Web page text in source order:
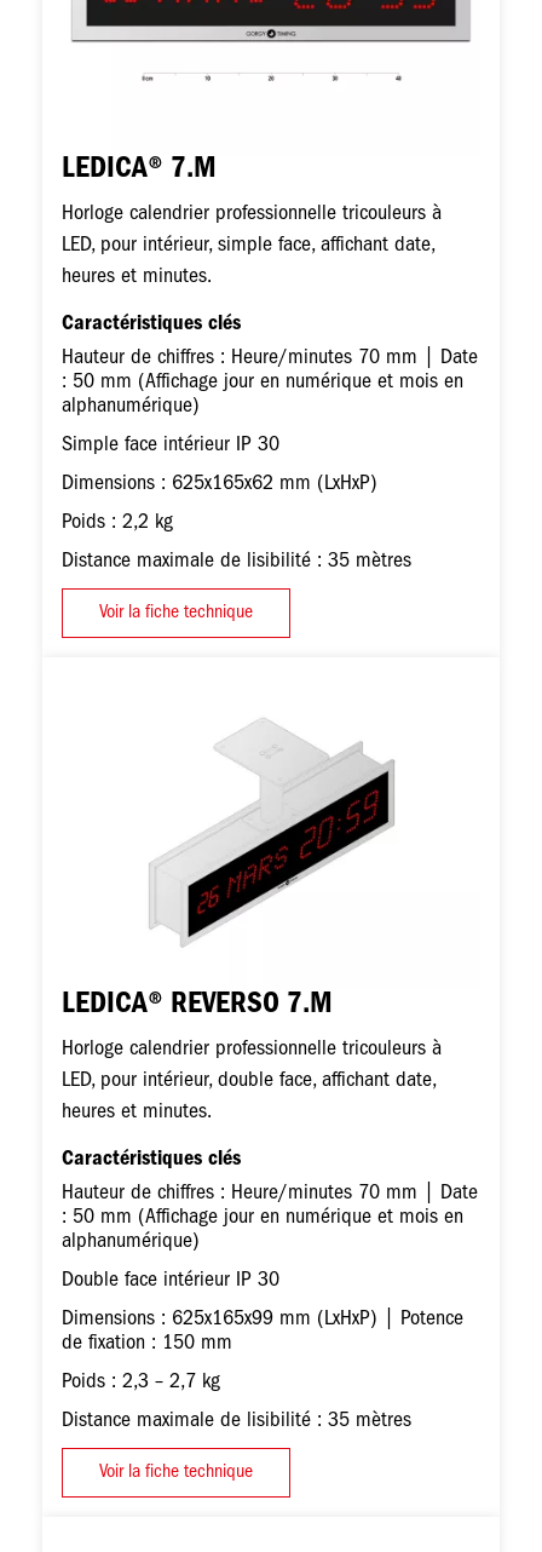
LEDICA® 7.M
Horloge calendrier professionnelle tricouleurs à
LED, pour intérieur, simple face, affichant date,
heures et minutes.
Caractéristiques clés
Hauteur de chiffres : Heure/minutes 70 mm | Date
: 50 mm (Affichage jour en numérique et mois en
alphanumérique)
Simple face intérieur IP 30
Dimensions : 625x165x62 mm (LxHxP)
Poids : 2,2 kg
Distance maximale de lisibilité : 35 mètres
Voir la fiche technique
LEDICA® REVERSO 7.M
Horloge calendrier professionnelle tricouleurs à
LED, pour intérieur, double face, affichant date,
heures et minutes.
Caractéristiques clés
Hauteur de chiffres : Heure/minutes 70 mm | Date
: 50 mm (Affichage jour en numérique et mois en
alphanumérique)
Double face intérieur IP 30
Dimensions : 625x165x99 mm (LxHxP) | Potence
de fixation : 150 mm
Poids : 2,3 – 2,7 kg
Distance maximale de lisibilité : 35 mètres
Voir la fiche technique